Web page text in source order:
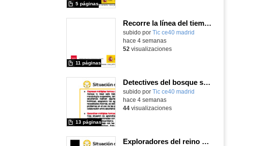
5 páginas
Recorre la línea del tiempo con Maqueen
subido por Tic ce40 madrid
11 páginas
hace 4 semanas
52 visualizaciones
Detectives del bosque saludable
subido por Tic ce40 madrid
13 páginas
hace 4 semanas
44visualizaciones
Exploradores del reino vegetal